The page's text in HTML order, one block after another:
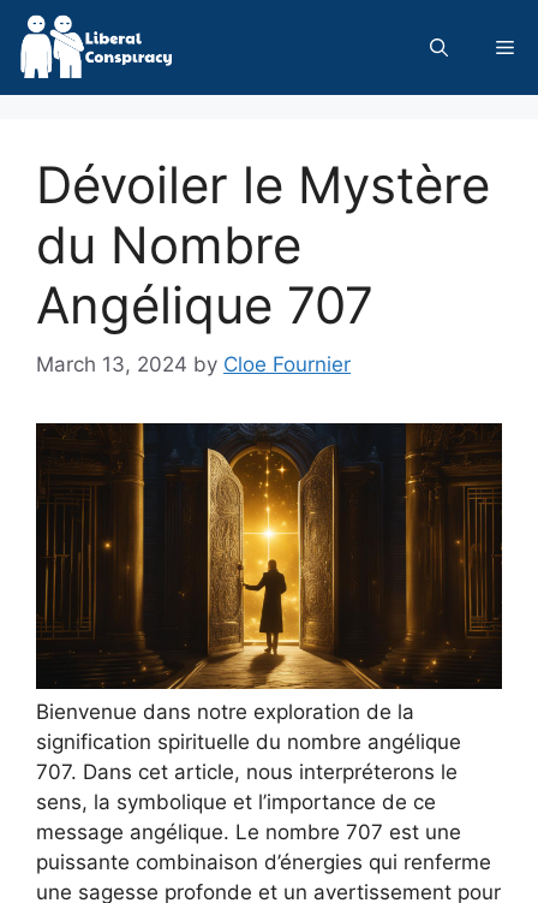
Skip
content
Dévoiler le Mystère
du Nombre
Angélique 707
March 13, 2024 by Cloe Fournier
Bienvenue dans notre exploration de la
signification spirituelle du nombre angélique
707. Dans cet article, nous interpréterons le
sens, la symbolique et l’importance de ce
message angélique. Le nombre 707 est une
puissante combinaison d’énergies qui renferme
une sagesse profonde et un avertissement pour